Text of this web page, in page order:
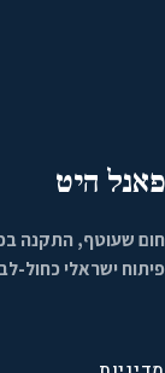
פאנל היט
חום שעוטף, התקנה
פיתוח ישראלי כחול-